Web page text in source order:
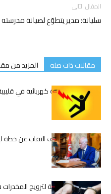
المقال التالى
سليانة: مدير يتطوّع لصيانة مدرسته
مقالات ذات صله
المزيد من
وفاة شاب بصعقة كهربائية في
قيس سعيّد يكشف النقاب عن خطة
المعلمين
تفكيك شبكة دولية لترويج المخدرات